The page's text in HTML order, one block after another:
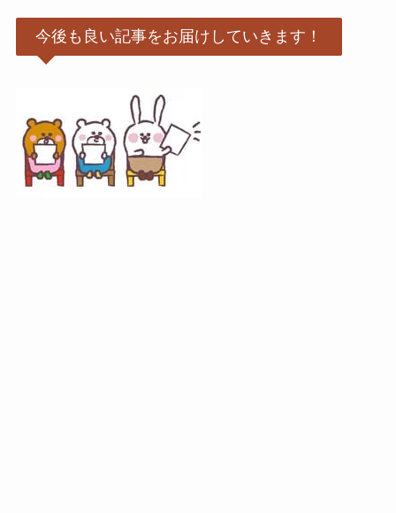
今後も良い記事をお届けしていきます！